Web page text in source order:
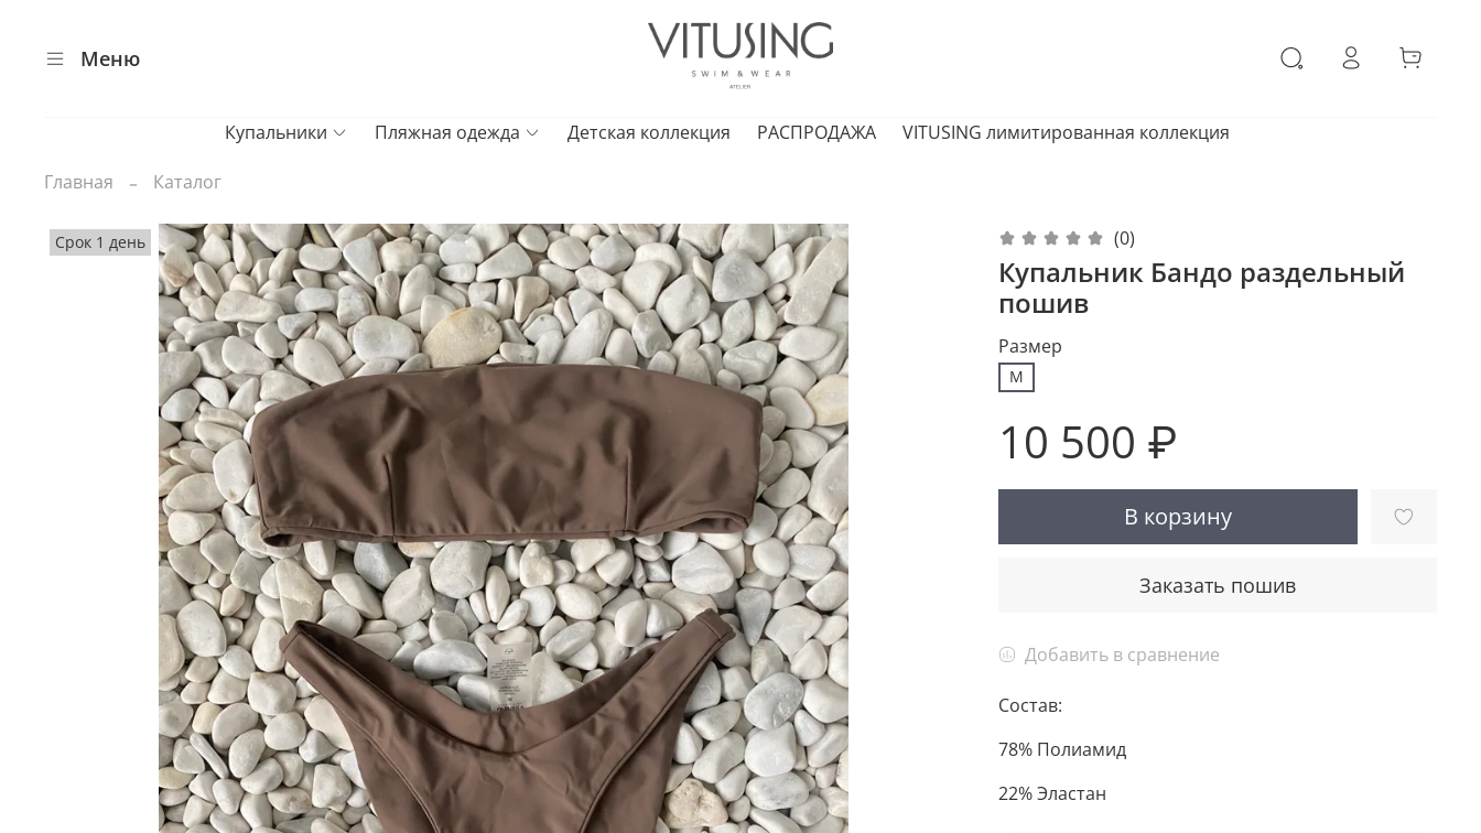
Меню
Купальники Пляжная одежда Детская коллекция РАСПРОДАЖА VITUSING лимитированная коллекция
Главная Каталог
Срок 1 день (0)
Купальник Бандо раздельный
пошив
Размер
M
10 500 ₽
В корзину
Заказать пошив
Добавить в сравнение
Состав:
78% Полиамид
22% Эластан